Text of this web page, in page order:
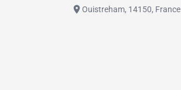
placeOuistreham, 14150, France